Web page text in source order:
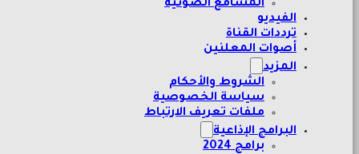
المسامع الصوتية
الفيديو
ترددات القناة
أصوات المعلنين
المزيد
الشروط والأحكام
سياسة الخصوصية
ملفات تعريف الارتباط
البرامج الإذاعية
برامج 2024